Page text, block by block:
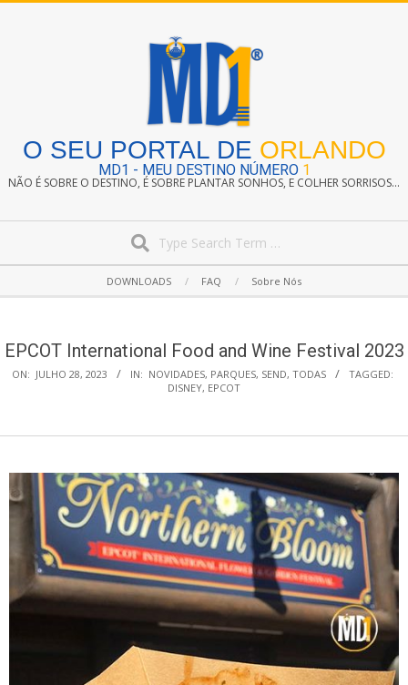
O SEU PORTAL DE ORLANDO
MD1 - MEU DESTINO NÚMERO 1
NÃO É SOBRE O DESTINO, É SOBRE PLANTAR SONHOS, E COLHER SORRISOS...
Navigation
DOWNLOADS FAQ Sobre Nós
EPCOT International Food and Wine Festival 2023
ON: JULHO 28, 2023 IN: NOVIDADES, PARQUES, SEND, TODAS
TAGGED:
DISNEY, EPCOT